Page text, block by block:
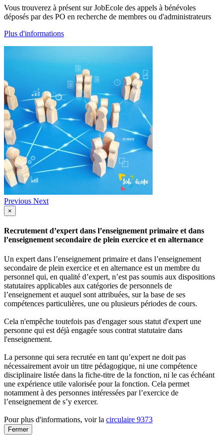
Vous trouverez à présent sur JobEcole des appels à bénévoles
déposés par des PO en recherche de membres ou d'administrateurs
Plus d'informations
Previous Next
×
Recrutement d’expert dans l’enseignement primaire et dans
l’enseignement secondaire de plein exercice et en alternance
Un expert dans l’enseignement primaire et dans l’enseignement
secondaire de plein exercice et en alternance est un membre du
personnel qui, en qualité d’expert, n’est pas soumis aux dispositions
statutaires applicables aux catégories de personnels de
l’enseignement et auquel sont attribuées, sur la base de ses
compétences particulières, une ou plusieurs périodes de cours.
Cela n'empêche toutefois pas d'engager sous statut d'expert une
personne qui est déjà engagée sous contrat statutaire dans
l'enseignement.
La personne qui sera recrutée en tant qu’expert ne doit pas
nécessairement avoir un titre pédagogique, ni une compétence
disciplinaire listée dans la fiche-titre de la fonction, ni le cas échéant
une expérience utile valorisée pour la fonction. Cela permet
notamment à des personnes intéressées par l’exercice de
l’enseignement de s’y exercer.
Pour plus d'informations, voir la circulaire 9373
Fermer